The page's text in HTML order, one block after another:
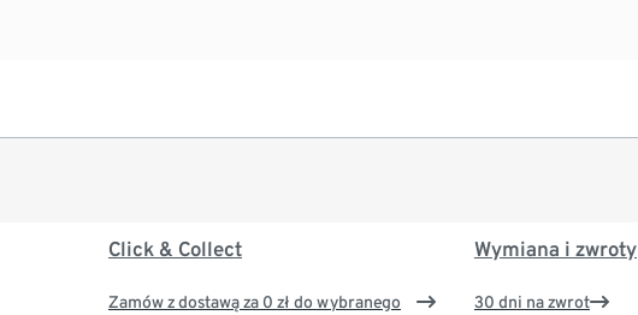
Click & Collect
Zamów z dostawą za 0 zł do wybranego
Wymiana i zwroty
30 dni na zwrot